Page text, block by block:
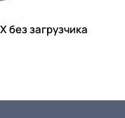
без загрузчика